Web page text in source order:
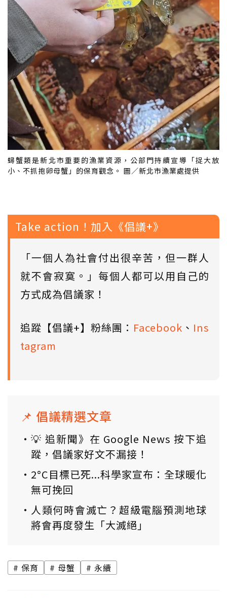
蟳蟹類是新北市重要的漁業資源，公部門持續宣導「捉大放
小、不抓抱卵母蟹」的保育觀念。 圖／新北市漁業處提供
Take action！加入《倡議+》
「一個人為社會付出很辛苦，但一群人
就不會寂寞。」每個人都可以用自己的
方式成為倡議家！
追蹤【倡議+】粉絲團： Facebook 、 Ins
tagram
📌 倡議精選文章
💡 追新聞》在 Google News 按下追
蹤，倡議家好文不漏接！
2°C目標已死...科學家宣布：全球暖化
無可挽回
人類何時會滅亡？超級電腦預測地球
將會再度發生「大滅絕」
保育 母蟹 永續